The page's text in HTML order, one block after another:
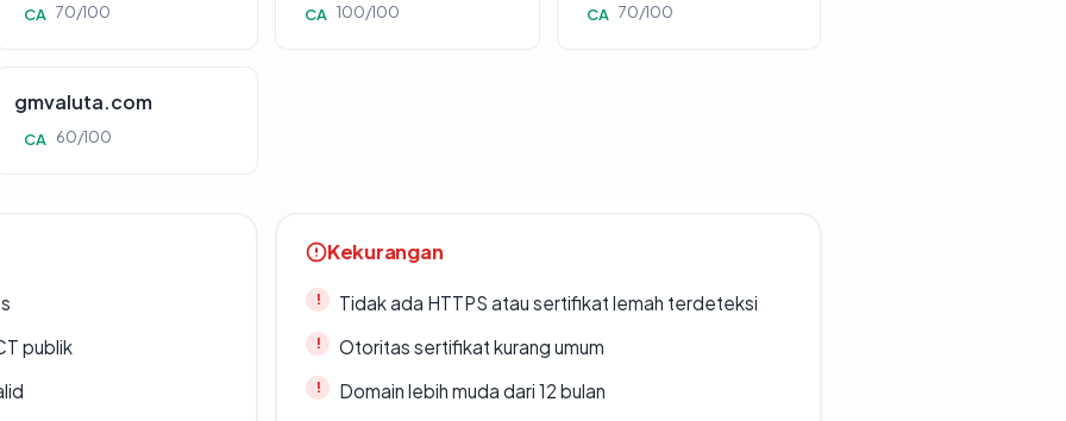
CA 70/100 CA 100/100 CA 70/100
gmvaluta.com
CA 60/100
publik
Kekurangan
Tidak ada HTTPS atau sertifikat lemah terdeteksi
Otoritas sertifikat kurang umum
Domain lebih muda dari 12 bulan